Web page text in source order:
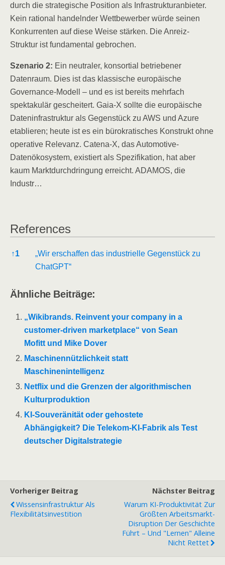
durch die strategische Position als Infrastrukturanbieter.
Kein rational handelnder Wettbewerber würde seinen
Konkurrenten auf diese Weise stärken. Die Anreiz-
Struktur ist fundamental gebrochen.
Szenario 2: Ein neutraler, konsortial betriebener
Datenraum. Dies ist das klassische europäische
Governance-Modell – und es ist bereits mehrfach
spektakulär gescheitert. Gaia-X sollte die europäische
Dateninfrastruktur als Gegenstück zu AWS und Azure
etablieren; heute ist es ein bürokratisches Konstrukt ohne
operative Relevanz. Catena-X, das Automotive-
Datenökosystem, existiert als Spezifikation, hat aber
kaum Marktdurchdringung erreicht. ADAMOS, die
Industr…
References
References
↑1
„Wir erschaffen das industrielle Gegenstück zu
ChatGPT“
Ähnliche Beiträge:
„Wikibrands. Reinvent your company in a
customer-driven marketplace“ von Sean
Mofitt und Mike Dover
Maschinennützlichkeit statt
Maschinenintelligenz
Netflix und die Grenzen der algorithmischen
Kulturproduktion
KI-Souveränität oder gehostete
Abhängigkeit? Die Telekom-KI-Fabrik als Test
deutscher Digitalstrategie
Vorheriger Beitrag
Wissensinfrastruktur Als
Flexibilitätsinvestition
Nächster Beitrag
Warum KI-Produktivität Zur
Größten Arbeitsmarkt-
Disruption Der Geschichte
Führt – Und "Lernen" Alleine
Nicht Rettet